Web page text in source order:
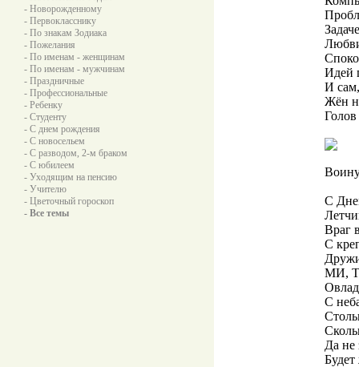
- Новорожденному
- Первокласснику
- По знакам Зодиака
- Пожелания
- По именам - женщинам
- По именам - мужчинам
- Праздничные
- Профессиональные
- Ребенку
- Студенту
- С днем рождения
- С новосельем
- С разводом, 2-м браком
- С юбилеем
- Уходящим на пенсию
- Учителю
- Цветочный гороскоп
- Все темы
Идей
И сам,
Жён
С
Враг
С
МИ,
С
Да не
Будет